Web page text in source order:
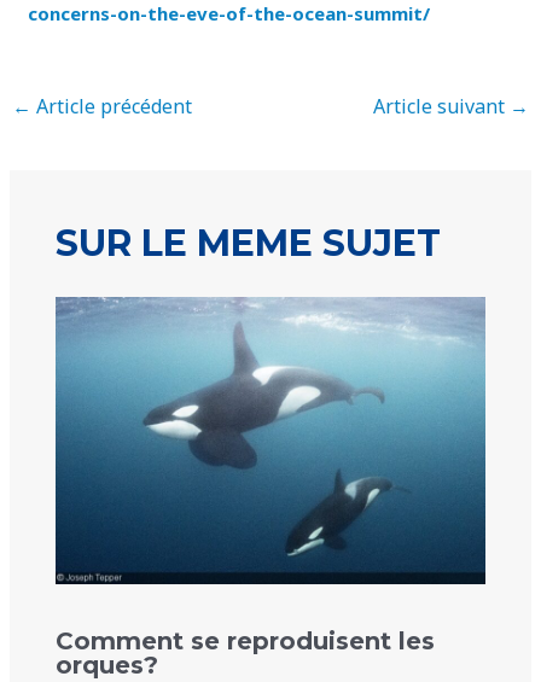
concerns-on-the-eve-of-the-ocean-summit/
← Article précédent Article suivant →
SUR LE MEME SUJET
Comment se reproduisent les
orques?